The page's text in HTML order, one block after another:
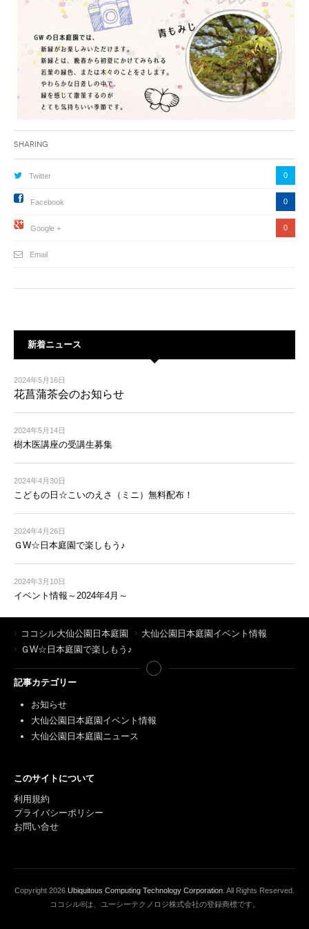
Sharing
Twitter 0
Facebook 0
Google + 0
Email
新着ニュース
2024年5月16日
花菖蒲茶会のお知らせ
2024年5月14日
樹木医講座の受講生募集
2024年4月30日
こどもの日☆こいのえさ（ミニ）無料配布！
2024年4月26日
ＧW☆日本庭園で楽しもう♪
2024年3月10日
イベント情報～2024年4月～
ココシル大仙公園日本庭園
大仙公園日本庭園イベント情報
ＧW☆日本庭園で楽しもう♪
記事カテゴリー
お知らせ
大仙公園日本庭園イベント情報
大仙公園日本庭園ニュース
このサイトについて
利用規約
プライバシーポリシー
お問い合せ
Copyright 2026 Ubiquitous Computing Technology Corporation . All Rights Reserved.
ココシル®は、ユーシーテクノロジ株式会社の登録商標です。